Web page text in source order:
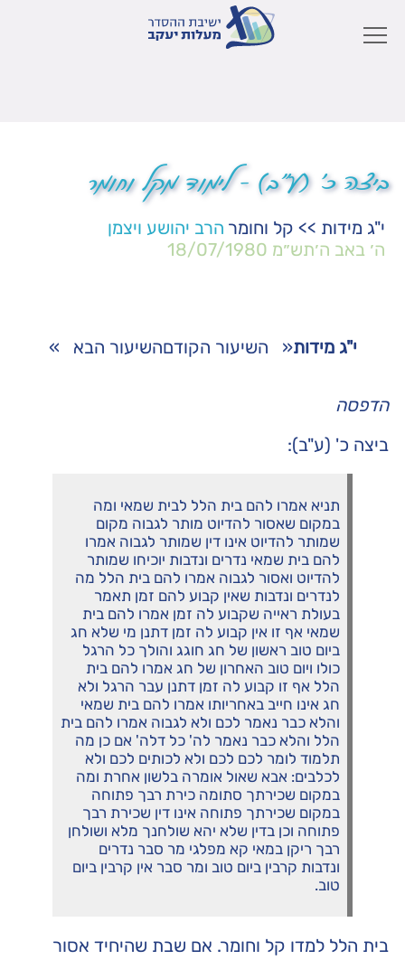
ביצה כ' (ע"ב) – לימוד מקל וחומר
י"ג מידות >> קל וחומר הרב יהושע ויצמן
ה׳ באב ה׳תש״מ 18/07/1980
י"ג מידות« השיעור הקודםהשיעור הבא »
הדפסה
ביצה כ' (ע"ב):
תניא אמרו להם בית הלל לבית שמאי ומה
במקום שאסור להדיוט מותר לגבוה מקום
שמותר להדיוט אינו דין שמותר לגבוה אמרו
להם בית שמאי נדרים ונדבות יוכיחו שמותר
להדיוט ואסור לגבוה אמרו להם בית הלל מה
לנדרים ונדבות שאין קבוע להם זמן תאמר
בעולת ראייה שקבוע לה זמן אמרו להם בית
שמאי אף זו אין קבוע לה זמן דתנן מי שלא חג
ביום טוב ראשון של חג חוגג והולך כל הרגל
כולו ויום טוב האחרון של חג אמרו להם בית
הלל אף זו קבוע לה זמן דתנן עבר הרגל ולא
חג אינו חייב באחריותו אמרו להם בית שמאי
והלא כבר נאמר לכם ולא לגבוה אמרו להם בית
הלל והלא כבר נאמר לה' כל דלה' אם כן מה
תלמוד לומר לכם לכם ולא לכותים לכם ולא
לכלבים: אבא שאול אומרה בלשון אחרת ומה
במקום שכירתך סתומה כירת רבך פתוחה
במקום שכירתך פתוחה אינו דין שכירת רבך
פתוחה וכן בדין שלא יהא שולחנך מלא ושולחן
רבך ריקן במאי קא מפלגי מר סבר נדרים
ונדבות קרבין ביום טוב ומר סבר אין קרבין ביום
טוב.
בית הלל למדו קל וחומר. אם שבת שהיחיד אסור